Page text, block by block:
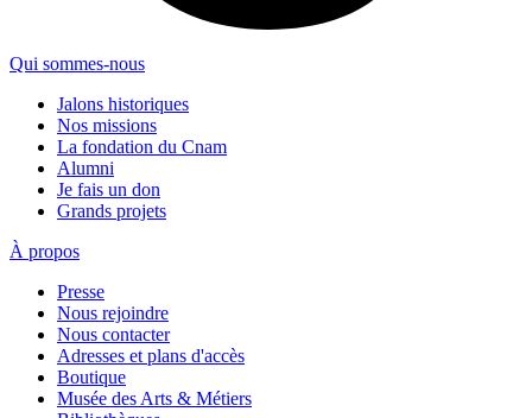
Qui sommes-nous
Jalons historiques
Nos missions
La fondation du Cnam
Alumni
Je fais un don
Grands projets
À propos
Presse
Nous rejoindre
Nous contacter
Adresses et plans d'accès
Boutique
Musée des Arts & Métiers